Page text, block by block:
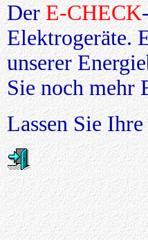
DerE-CHECK
Elektrogeräte.
unserer
Sie noch mehr
Lassen Sie